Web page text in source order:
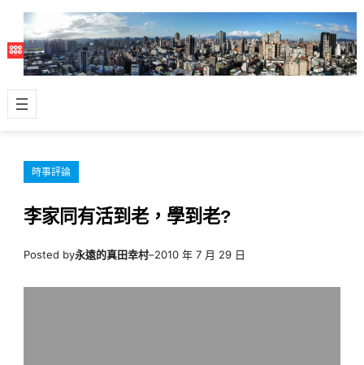
主
容
時事評論
李家同有活到老，學到老?
Posted by永遠的真田幸村–2010 年 7 月 29 日